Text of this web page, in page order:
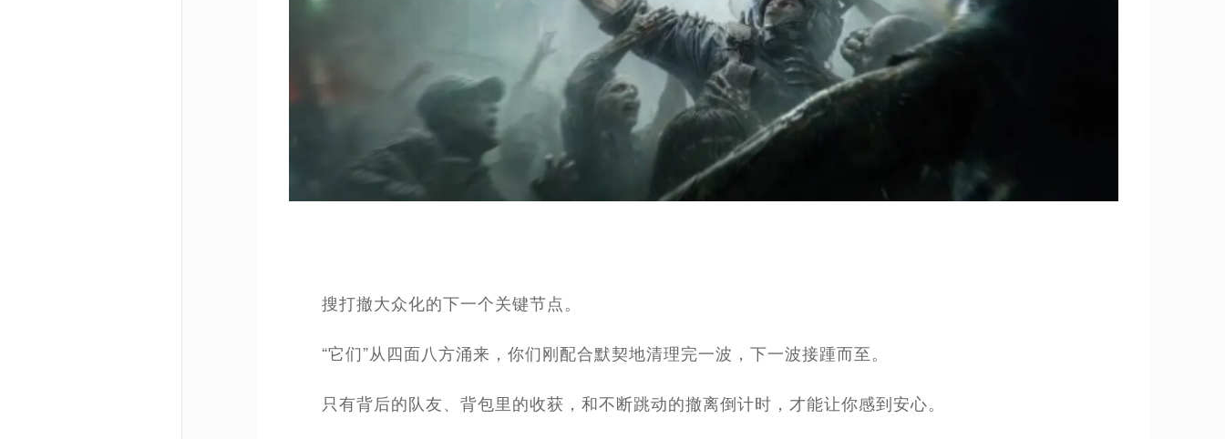
搜打撤大众化的下一个关键节点。
“它们”从四面八方涌来，你们刚配合默契地清理完一波，下一波接踵而至。
只有背后的队友、背包里的收获，和不断跳动的撤离倒计时，才能让你感到安心。